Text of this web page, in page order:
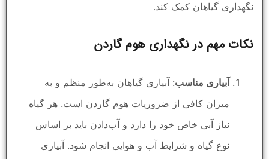
نگهداری گیاهان کمک کند.
نکات مهم در نگهداری هوم گاردن
آبیاری مناسب: آبیاری گیاهان به‌طور منظم و به
میزان کافی از ضروریات هوم گاردن است. هر گیاه
نیاز آبی خاص خود را دارد و آب‌دادن باید بر اساس
نوع گیاه و شرایط آب و هوایی انجام شود. آبیاری